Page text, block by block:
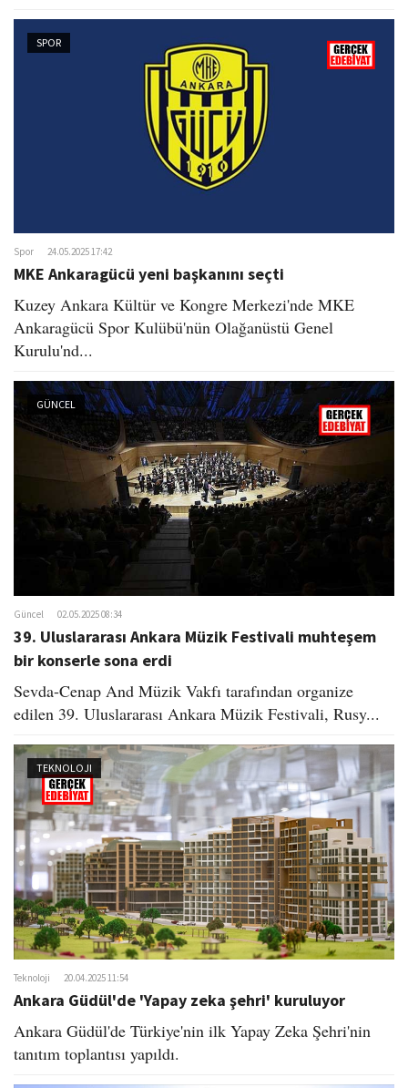
SPOR
Spor 24.05.2025 17:42
MKE Ankaragücü yeni başkanını seçti
Kuzey Ankara Kültür ve Kongre Merkezi'nde MKE
Ankaragücü Spor Kulübü'nün Olağanüstü Genel
Kurulu'nd...
GÜNCEL
Güncel 02.05.2025 08:34
39. Uluslararası Ankara Müzik Festivali muhteşem
bir konserle sona erdi
Sevda-Cenap And Müzik Vakfı tarafından organize
edilen 39. Uluslararası Ankara Müzik Festivali, Rusy...
TEKNOLOJI
Teknoloji 20.04.2025 11:54
Ankara Güdül'de 'Yapay zeka şehri' kuruluyor
Ankara Güdül'de Türkiye'nin ilk Yapay Zeka Şehri'nin
tanıtım toplantısı yapıldı.